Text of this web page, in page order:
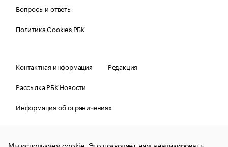
Вопросы и ответы
Политика Cookies РБК
Контактная информация
Редакция
Рассылка РБК Новости
Информация об ограничениях
Правовая информация
О соблюдении авторских прав